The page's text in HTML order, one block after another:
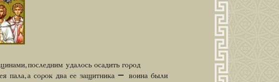
последним удалось осадить город
пала, а сорок два ее защитника – воина были